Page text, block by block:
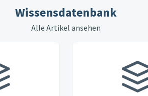
Wissensdatenbank
Alle Artikel ansehen